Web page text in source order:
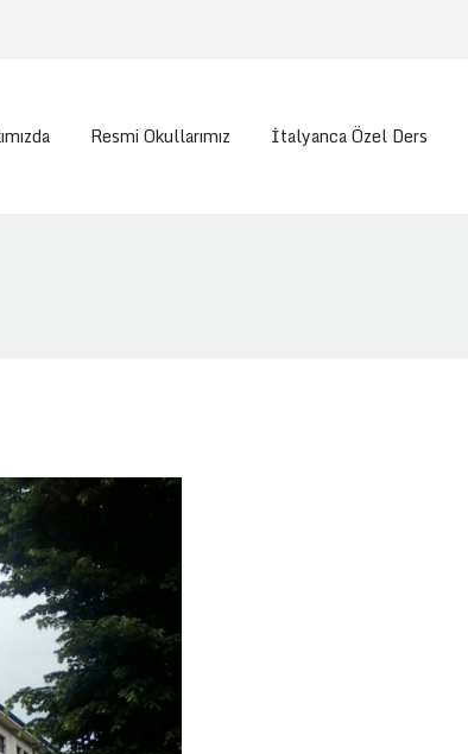
Resmi Okullarımız İtalyanca Özel Ders